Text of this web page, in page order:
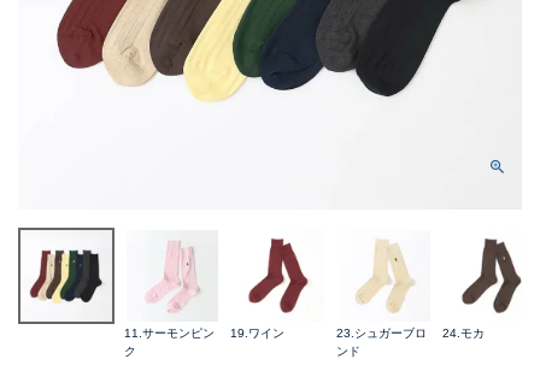
11.サーモンピン
ク
19.ワイン
23.シュガーブロ
ンド
24.モカ